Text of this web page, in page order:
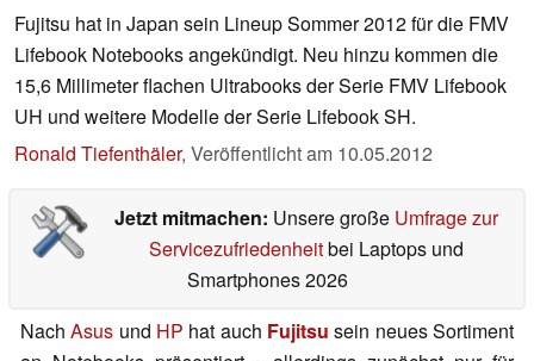
Fujitsu hat in Japan sein Lineup Sommer 2012 für die FMV
Lifebook Notebooks angekündigt. Neu hinzu kommen die
15,6 Millimeter flachen Ultrabooks der Serie FMV Lifebook
UH und weitere Modelle der Serie Lifebook SH.
Ronald Tiefenthäler, Veröffentlicht am 10.05.2012
Jetzt mitmachen: Unsere große Umfrage zur
Servicezufriedenheitbei Laptops und
Smartphones 2026
NachAsus und HP hat auch Fujitsu sein neues Sortiment